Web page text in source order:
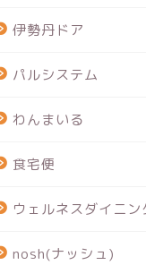
伊勢丹ドア
パルシステム
わんまいる
食宅便
ウェルネスダイニン
nosh(ナッシュ)